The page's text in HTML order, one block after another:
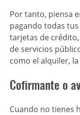
Por tanto, piensa
pagando todas
tarjetas de
de servicios
como el alquiler,
Cofirmante o
Cuando no tienes